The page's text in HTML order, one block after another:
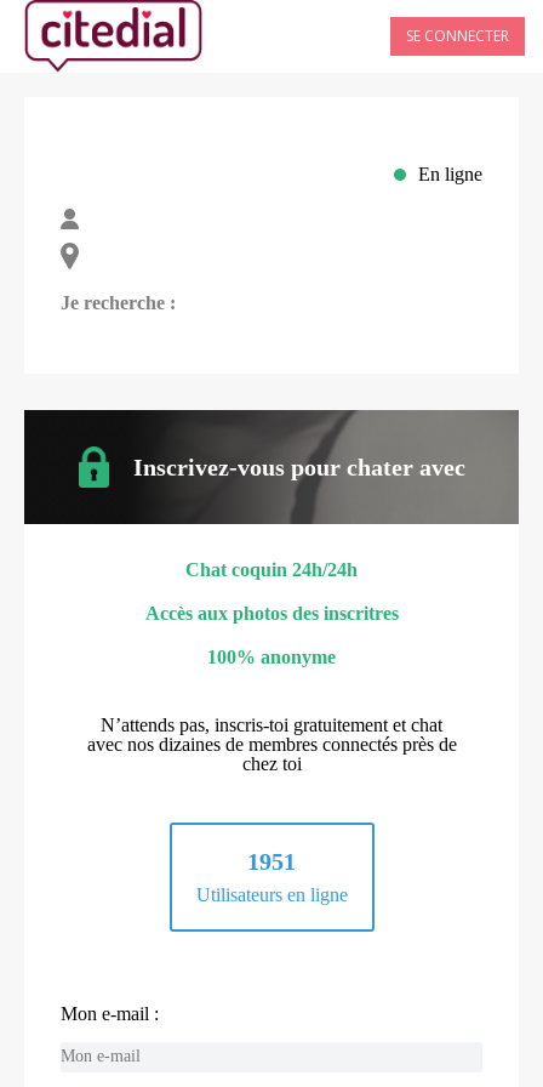
SE CONNECTER
En ligne
Je recherche :
Inscrivez-vous pour chater avec
Chat coquin 24h/24h
Accès aux photos des inscritres
100% anonyme
N’attends pas, inscris-toi gratuitement et chat
avec nos dizaines de membres connectés près de
chez toi
1951
Utilisateurs en ligne
Mon e-mail :